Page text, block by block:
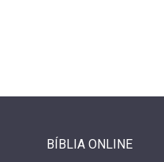
BÍBLIA ONLINE